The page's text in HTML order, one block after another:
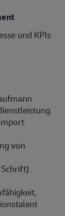
und KPIs
von